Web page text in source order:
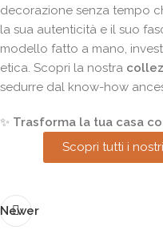
decorazione senza tempo
la sua autenticità e il suo
modello fatto a mano,
etica. Scopri la nostra
sedurre dal know-how
✨ Trasforma la tua casa
Scopri tutti i
Newer